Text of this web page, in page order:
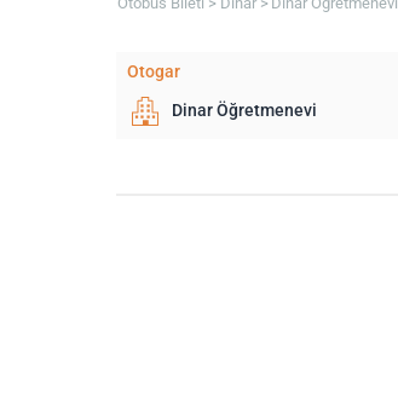
Otogar
Dinar Öğretmenevi